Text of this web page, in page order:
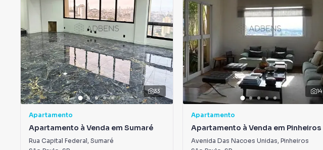
33
Apartamento
Apartamento à Venda em Sumaré
Rua Capital Federal, Sumaré
14
Apartamento
Apartamento à Venda em Pinheiros
Avenida Das Nacoes Unidas, Pinheiros